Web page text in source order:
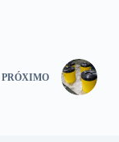
PRÓXIMO